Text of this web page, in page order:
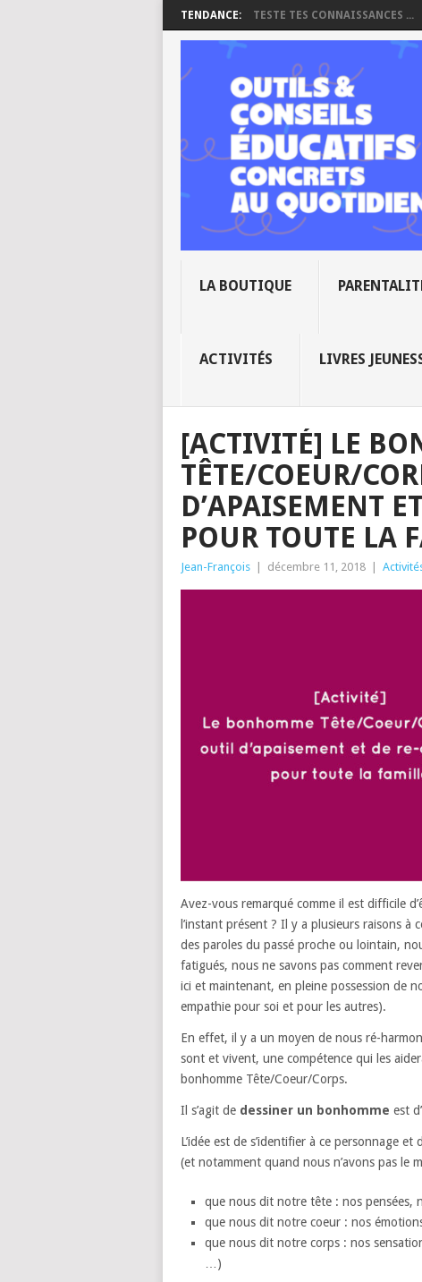
TENDANCE: TESTE TES CONNAISSANCES ...
LA BOUTIQUE
ACTIVITÉS LIVRES
[ACTIVITÉ] LE
TÊTE/COEUR/
D’APAISEMENT
POUR TOUTE LA
Jean-François décembre 11, 2018
Avez-vous remarqué comme il est difficile
l’instant présent ? Il y a plusieurs raisons à
des paroles du passé proche ou lointain,
fatigués, nous ne savons pas comment
ici et maintenant, en pleine possession de
empathie pour soi et pour les autres).
En effet, il y a un moyen de nous ré-
sont et vivent, une compétence qui les
bonhomme Tête/Coeur/Corps.
Il s’agit de dessiner un bonhomme est
L’idée est de s’identifier à ce personnage
(et notamment quand nous n’avons pas le
que nous dit notre tête : nos pensées,
que nous dit notre coeur : nos
que nous dit notre corps : nos
…)